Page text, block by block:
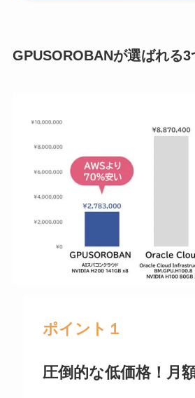
GPUSOROBANが選ばれる3
ポイント１
圧倒的な低価格！月